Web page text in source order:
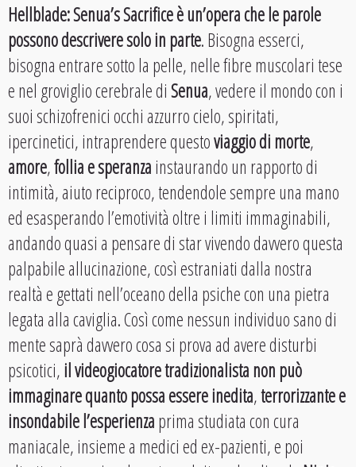
Hellblade: Senua’s Sacrifice è un’opera che le parole
possono descrivere solo in parte. Bisogna esserci,
bisogna entrare sotto la pelle, nelle fibre muscolari tese
e nel groviglio cerebrale diSenua, vedere il mondo con i
suoi schizofrenici occhi azzurro cielo, spiritati,
ipercinetici, intraprendere questoviaggio di morte,
amore,follia e speranzainstaurando un rapporto di
intimità, aiuto reciproco, tendendole sempre una mano
ed esasperando l’emotività oltre i limiti immaginabili,
andando quasi a pensare di star vivendo davvero questa
palpabile allucinazione, così estraniati dalla nostra
realtà e gettati nell’oceano della psiche con una pietra
legata alla caviglia. Così come nessun individuo sano di
mente saprà davvero cosa si prova ad avere disturbi
psicotici,il videogiocatore tradizionalista non può
immaginare quanto possa essere inedita,terrorizzante e
insondabile l’esperienzaprima studiata con cura
maniacale, insieme a medici ed ex-pazienti, e poi